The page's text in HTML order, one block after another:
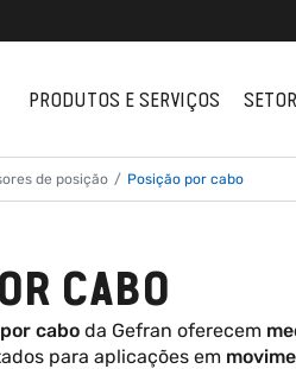
PRODUTOS E SERVIÇOS
de posição Posição por cabo
CABO
cabo da Gefran oferecem
para aplicações em